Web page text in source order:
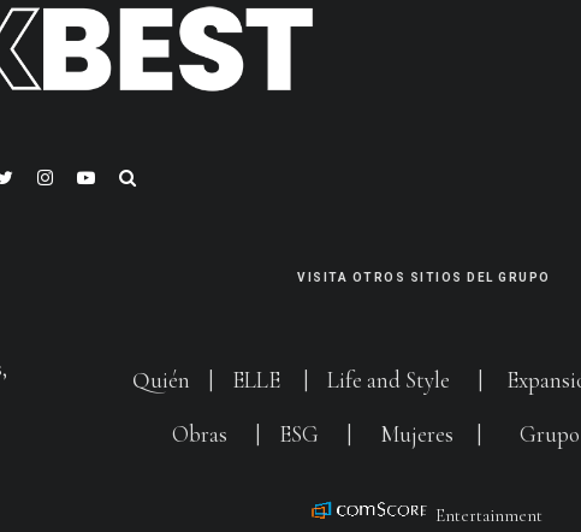
VISITA OTROS SITIOS DEL GRUPO
Quién ELLE Life and Style
Obras
ESG Mujeres
Entertainment